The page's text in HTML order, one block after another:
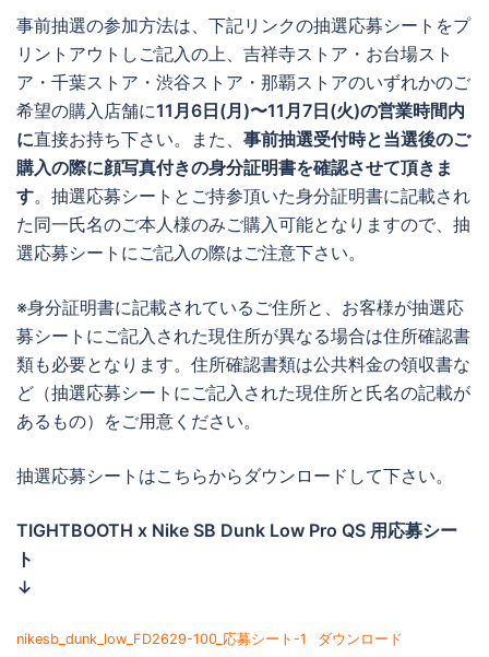
事前抽選の参加方法は、下記リンクの抽選応募シートをプ
リントアウトしご記入の上、吉祥寺ストア・お台場スト
ア・千葉ストア・渋谷ストア・那覇ストアのいずれかのご
希望の購入店舗に11月6日(月)〜11月7日(火)の営業時間内
に直接お持ち下さい。また、 事前抽選受付時と当選後のご
購入の際に顔写真付きの身分証明書を確認させて頂きま
す。抽選応募シートとご持参頂いた身分証明書に記載され
た同一氏名のご本人様のみご購入可能となりますので、抽
選応募シートにご記入の際はご注意下さい。
※身分証明書に記載されているご住所と、お客様が抽選応
募シートにご記入された現住所が異なる場合は住所確認書
類も必要となります。住所確認書類は公共料金の領収書な
ど（抽選応募シートにご記入された現住所と氏名の記載が
あるもの）をご用意ください。
抽選応募シートはこちらからダウンロードして下さい。
TIGHTBOOTH x Nike SB Dunk Low Pro QS 用応募シー
ト
↓
nikesb_dunk_low_FD2629-100_応募シート-1 ダウンロード